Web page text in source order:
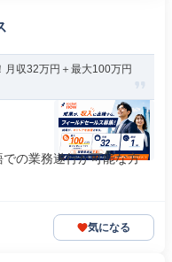
月収32万円＋最大100万円
の業務遂行が可能な方
気になる